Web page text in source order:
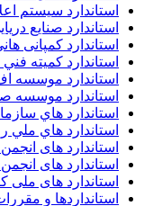
استاندارد سیستم
استاندارد صنایع
استاندارد کمپانی
استاندارد کميته
استاندارد موسسه
استاندارد موسسه
استاندارد هاي
استاندارد هاي ملي
استاندارد های
استاندارد های
استاندارد های ملی
استانداردها و